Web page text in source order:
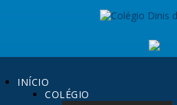
INÍCIO
COLÉGIO